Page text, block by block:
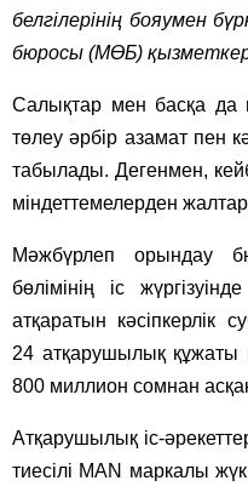
белгілерінің бояумен
бюросы (МӨБ)
Салықтар мен басқа да
төлеу әрбір азамат пен
табылады. Дегенмен,
міндеттемелерден
Мәжбүрлеп орындау
бөлімінің іс
атқаратын кәсіпкерлік
24 атқарушылық
800 миллион сомнан
Атқарушылық іс-
тиесілі MAN маркалы